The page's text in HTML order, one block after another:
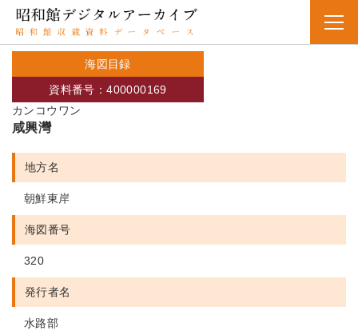
海図目録
カンコウワン
資料番号：400000169
咸興灣
地方名
朝鮮東岸
海図番号
320
発行者名
水路部